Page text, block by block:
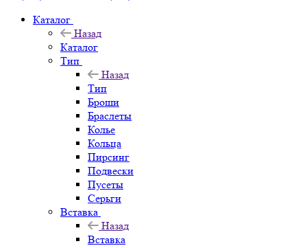
Каталог
Назад
Каталог
Тип
Назад
Тип
Броши
Браслеты
Колье
Кольца
Пирсинг
Подвески
Пусеты
Серьги
Вставка
Назад
Вставка